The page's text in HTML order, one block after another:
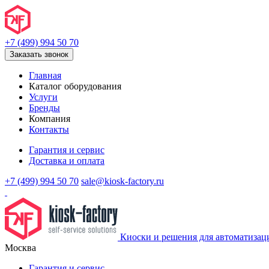
+7 (499) 994 50 70
Заказать звонок
Главная
Каталог оборудования
Услуги
Бренды
Компания
Контакты
Гарантия и сервис
Доставка и оплата
+7 (499) 994 50 70 sale@kiosk-factory.ru
Киоски и решения для
Москва